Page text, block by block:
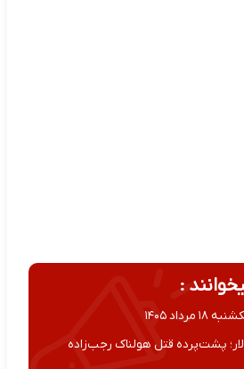
:
۱۴۰۵
پشت‌پرده قتل هولناک رجب‌زاده